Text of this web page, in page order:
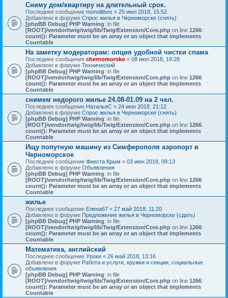
Сниму дом/квартиру на длительный срок.
Последнее сообщение monolitbos « 25 июл 2018, 15:52
Добавлено в форуме Спрос жилья в Черноморске (снять)
[phpBB Debug] PHP Warning: in file
[ROOT]/vendor/twig/twig/lib/Twig/Extension/Core.php on line 1266:
count(): Parameter must be an array or an object that implements
Countable
На заметку модераторам: опция удобной чистки спама
Последнее сообщение chernomorsko « 08 июл 2018, 19:28
Добавлено в форуме Технический
[phpBB Debug] PHP Warning: in file
[ROOT]/vendor/twig/twig/lib/Twig/Extension/Core.php on line 1266:
count(): Parameter must be an array or an object that implements
Countable
снимем недорого жилье 24.08-01.09 на 2 чел.
Последнее сообщение НатальяС « 24 июн 2018, 21:12
Добавлено в форуме Спрос жилья в Черноморске (снять)
[phpBB Debug] PHP Warning: in file
[ROOT]/vendor/twig/twig/lib/Twig/Extension/Core.php on line 1266:
count(): Parameter must be an array or an object that implements
Countable
Ищу попутную машину из Симферополя аэропорт в
Черноморское
Последнее сообщение Фиеста Крым « 03 июн 2018, 09:13
Добавлено в форуме Объявления
[phpBB Debug] PHP Warning: in file
[ROOT]/vendor/twig/twig/lib/Twig/Extension/Core.php on line 1266:
count(): Parameter must be an array or an object that implements
Countable
жилье
Последнее сообщение Елена67 « 27 май 2018, 11:20
Добавлено в форуме Предложение жилья в Черноморске (сдать)
[phpBB Debug] PHP Warning: in file
[ROOT]/vendor/twig/twig/lib/Twig/Extension/Core.php on line 1266:
count(): Parameter must be an array or an object that implements
Countable
Математика, английский
Последнее сообщение Уроки « 26 май 2018, 13:16
Добавлено в форуме Работа и услуги, кружки и секции, социальные
объявления
[phpBB Debug] PHP Warning: in file
[ROOT]/vendor/twig/twig/lib/Twig/Extension/Core.php on line 1266:
count(): Parameter must be an array or an object that implements
Countable